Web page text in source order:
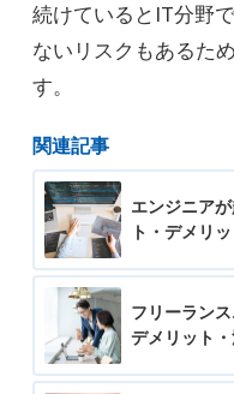
続けているとIT分野
ないリスクもあるた
す。
関連記事
エンジニア
ト・デメリ
フリーラン
デメリット